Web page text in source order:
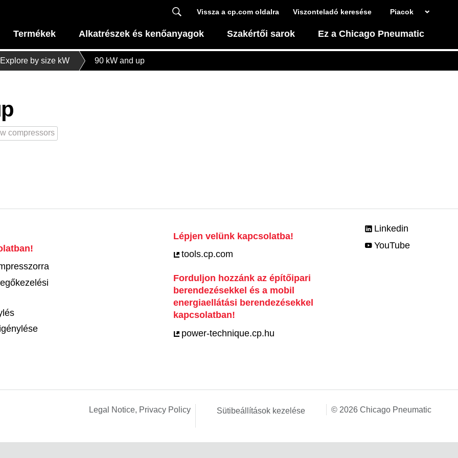
Piacok
Vissza a cp.com oldalra Viszonteladó keresése
Termékek Alkatrészek és kenőanyagok Szakértői sarok Ez a Chicago Pneumatic
Explore by size kW 90 kW and up
compressors
Lépjen velünk kapcsolatba!
tools.cp.com
Forduljon hozzánk az építőipari
berendezésekkel és a mobil
energiaellátási berendezésekkel
kapcsolatban!
power-technique.cp.hu
Linkedin
YouTube
Legal Notice, Privacy Policy Sütibeállítások kezelése © 2026 Chicago Pneumatic